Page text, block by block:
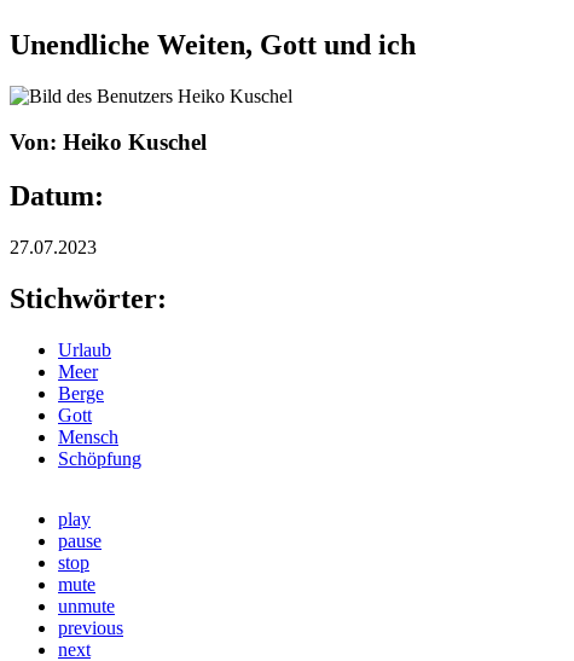
Unendliche Weiten, Gott und ich
Von: Heiko Kuschel
Datum:
27.07.2023
Stichwörter:
Urlaub
Meer
Berge
Gott
Mensch
Schöpfung
play
pause
stop
mute
unmute
previous
next